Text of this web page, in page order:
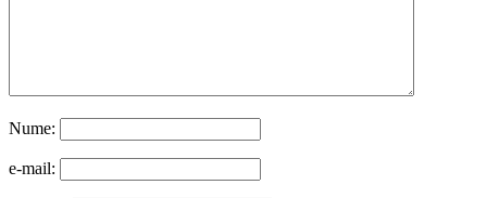
Nume:
e-mail: